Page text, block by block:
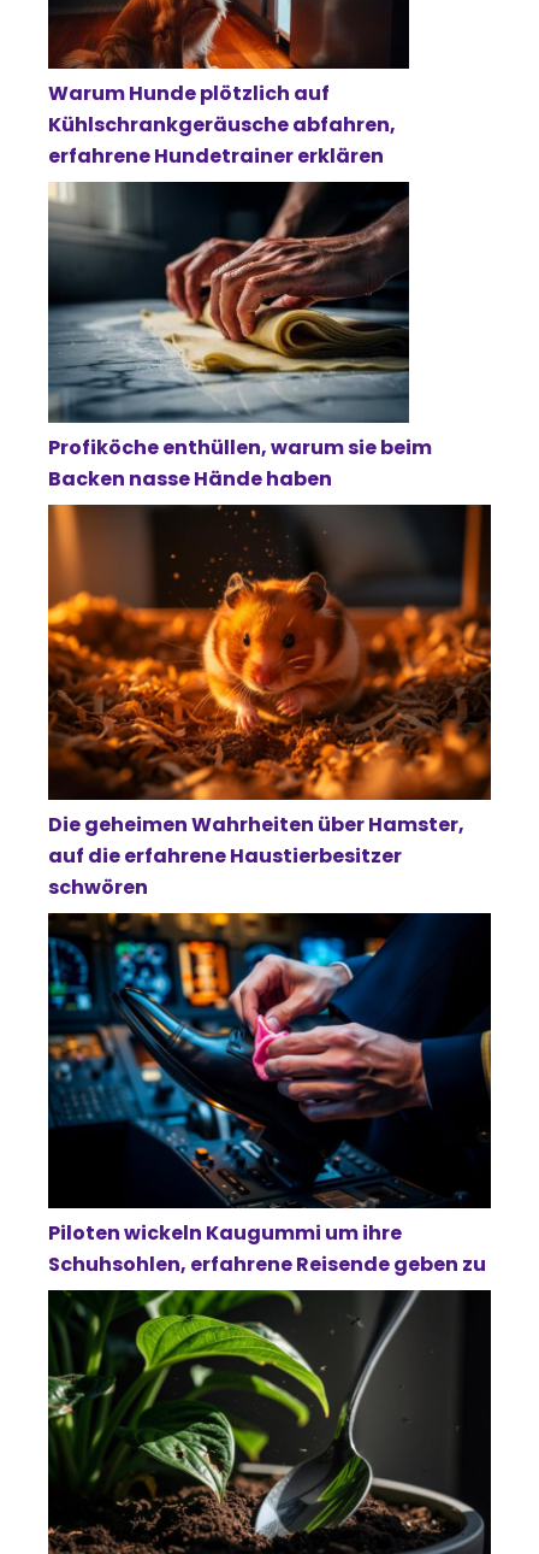
Warum Hunde plötzlich auf
Kühlschrankgeräusche abfahren,
erfahrene Hundetrainer erklären
Profiköche enthüllen, warum sie beim
Backen nasse Hände haben
Die geheimen Wahrheiten über Hamster,
auf die erfahrene Haustierbesitzer
schwören
Piloten wickeln Kaugummi um ihre
Schuhsohlen, erfahrene Reisende geben zu